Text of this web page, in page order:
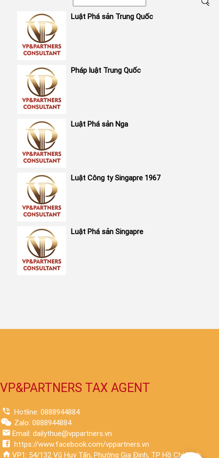
Luật Phá sản Trung Quốc
Pháp luật Trung Quốc
Luật Phá sản Nga
Luật Công ty Singapre 1967
Luật Phá sản Singapre
VP&PARTNERS TAX AGENT
Hotline: 0888944884
Zalo: 0888944884
Email: dailythue@vppartners.vn
https://www.facebook.com/vppartners.vn
VP1: 54/132 Vũ Huy Tấn, Phường Gia Định, TP Hồ Chí Minh.